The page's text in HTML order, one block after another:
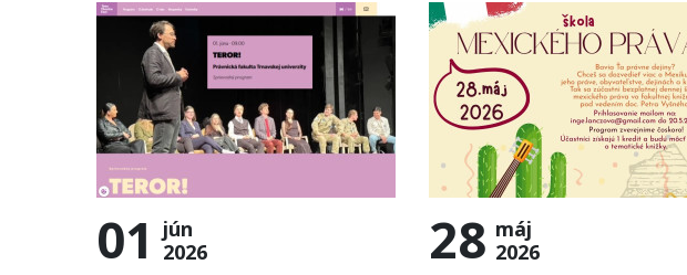
01
jún
2026
28 máj
2026